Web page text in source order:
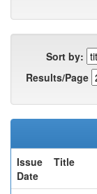
Sort by:
Results/Page
Issue
Date
Title